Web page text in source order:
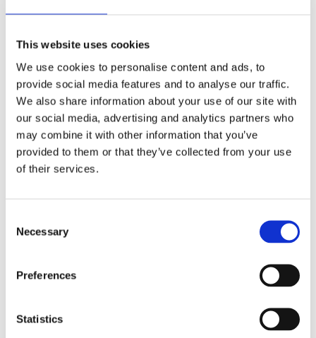
This website uses cookies
We use cookies to personalise content and ads, to
provide social media features and to analyse our traffic.
We also share information about your use of our site with
our social media, advertising and analytics partners who
may combine it with other information that you’ve
provided to them or that they’ve collected from your use
of their services.
Selection
Necessary
Preferences
Statistics
LE NOVITÀ
19.90€
La francophonie dans
toutes ses perspectives
– Deuxième édition